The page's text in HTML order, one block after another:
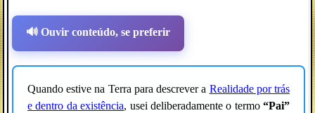
🔊 Ouvir conteúdo, se preferir
Quando estive na Terra para descrever a Realidade por trás
e dentro da existência, usei deliberadamente o termo “Pai”